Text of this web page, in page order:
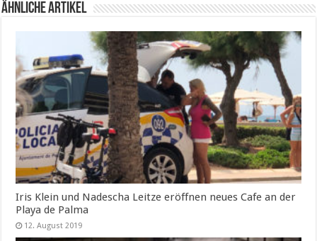
Ähnliche Artikel
Iris Klein und Nadescha Leitze eröffnen neues Cafe an der
Playa de Palma
12. August 2019